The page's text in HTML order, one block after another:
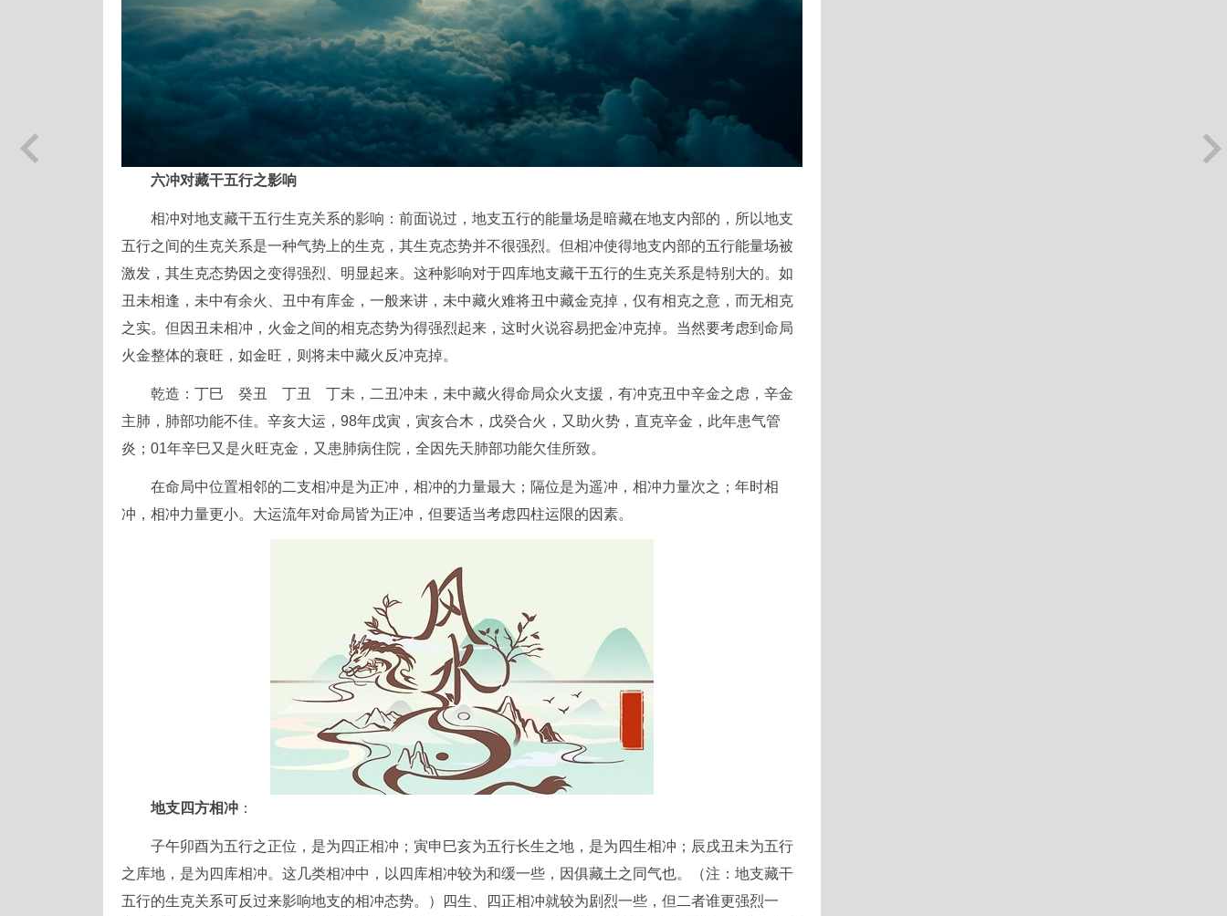
六冲对藏干五行之影响
相冲对地支藏干五行生克关系的影响：前面说过，地支五行的能量场是暗藏在地支内部的，所以地支
五行之间的生克关系是一种气势上的生克，其生克态势并不很强烈。但相冲使得地支内部的五行能量场被
激发，其生克态势因之变得强烈、明显起来。这种影响对于四库地支藏干五行的生克关系是特别大的。如
丑未相逢，未中有余火、丑中有库金，一般来讲，未中藏火难将丑中藏金克掉，仅有相克之意，而无相克
之实。但因丑未相冲，火金之间的相克态势为得强烈起来，这时火说容易把金冲克掉。当然要考虑到命局
火金整体的衰旺，如金旺，则将未中藏火反冲克掉。
乾造：丁巳 癸丑 丁丑 丁未，二丑冲未，未中藏火得命局众火支援，有冲克丑中辛金之虑，辛金
主肺，肺部功能不佳。辛亥大运，98年戊寅，寅亥合木，戊癸合火，又助火势，直克辛金，此年患气管
炎；01年辛巳又是火旺克金，又患肺病住院，全因先天肺部功能欠佳所致。
在命局中位置相邻的二支相冲是为正冲，相冲的力量最大；隔位是为遥冲，相冲力量次之；年时相
冲，相冲力量更小。大运流年对命局皆为正冲，但要适当考虑四柱运限的因素。
地支四方相冲 ：
子午卯酉为五行之正位，是为四正相冲；寅申巳亥为五行长生之地，是为四生相冲；辰戌丑未为五行
之库地，是为四库相冲。这几类相冲中，以四库相冲较为和缓一些，因俱藏土之同气也。（注：地支藏干
五行的生克关系可反过来影响地支的相冲态势。）四生、四正相冲就较为剧烈一些，但二者谁更强烈一